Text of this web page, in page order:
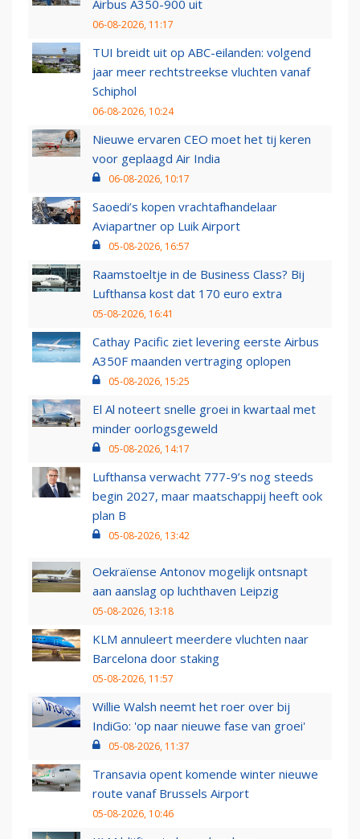
Airbus A350-900 uit
06-08-2026, 11:17
TUI breidt uit op ABC-eilanden: volgend
jaar meer rechtstreekse vluchten vanaf
Schiphol
06-08-2026, 10:24
Nieuwe ervaren CEO moet het tij keren
voor geplaagd Air India
06-08-2026, 10:17
Saoedi’s kopen vrachtafhandelaar
Aviapartner op Luik Airport
05-08-2026, 16:57
Raamstoeltje in de Business Class? Bij
Lufthansa kost dat 170 euro extra
05-08-2026, 16:41
Cathay Pacific ziet levering eerste Airbus
A350F maanden vertraging oplopen
05-08-2026, 15:25
El Al noteert snelle groei in kwartaal met
minder oorlogsgeweld
05-08-2026, 14:17
Lufthansa verwacht 777-9’s nog steeds
begin 2027, maar maatschappij heeft ook
plan B
05-08-2026, 13:42
Oekraïense Antonov mogelijk ontsnapt
aan aanslag op luchthaven Leipzig
05-08-2026, 13:18
KLM annuleert meerdere vluchten naar
Barcelona door staking
05-08-2026, 11:57
Willie Walsh neemt het roer over bij
IndiGo: 'op naar nieuwe fase van groei'
05-08-2026, 11:37
Transavia opent komende winter nieuwe
route vanaf Brussels Airport
05-08-2026, 10:46